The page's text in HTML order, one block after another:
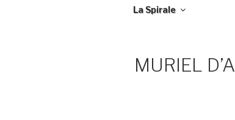
La Spirale
MURIEL